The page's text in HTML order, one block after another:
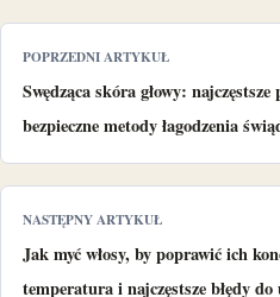
POPRZEDNI ARTYKUŁ
Swędząca skóra głowy:
bezpieczne metody łagodzenia
NASTĘPNY ARTYKUŁ
Jak myć włosy, by poprawić ich
temperatura i najczęstsze błędy